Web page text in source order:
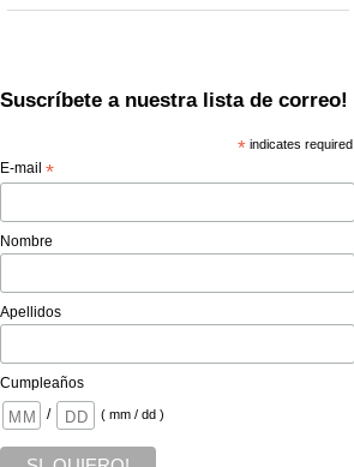
Suscríbete a nuestra lista de correo!
*indicates required
E-mail*
Nombre
Apellidos
Cumpleaños
/
( mm / dd )